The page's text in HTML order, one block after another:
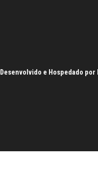
Desenvolvido e Hospedado por